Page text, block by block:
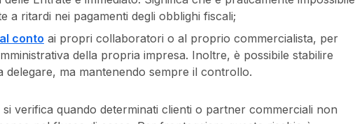
a ritardi nei pagamenti degli obblighi fiscali;
conto ai propri collaboratori o al proprio commercialista, per
della propria impresa. Inoltre, è possibile stabilire
delegare, ma mantenendo sempre il controllo.
verifica quando determinati clienti o partner commerciali non